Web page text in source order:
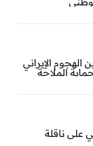
الهجوم الإيراني
الملاحة
على ناقلة